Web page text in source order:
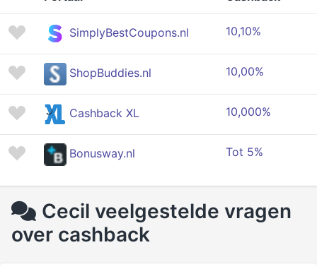
SimplyBestCoupons.nl 10,10%
ShopBuddies.nl 10,00%
Cashback XL 10,000%
Bonusway.nl Tot 5%
Cecil veelgestelde vragen
over cashback